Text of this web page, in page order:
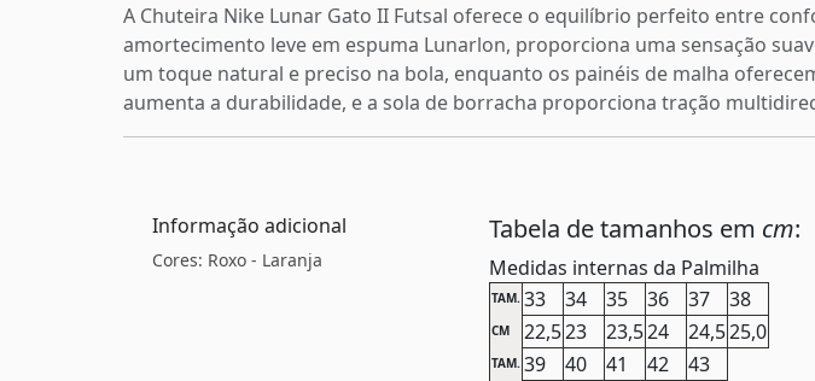
A Chuteira Nike Lunar Gato II Futsal oferece o equilíbrio perfeito entre
amortecimento leve em espuma Lunarlon, proporciona uma sensação
um toque natural e preciso na bola, enquanto os painéis de malha
aumenta a durabilidade, e a sola de borracha proporciona tração
Informação adicional
Cores: Roxo - Laranja
Tabela de tamanhos em cm:
Medidas internas da Palmilha
TAM. 33 34 35 36 37 38
CM 22,523 23,524 24,525,0
TAM. 39 40 41 42 43